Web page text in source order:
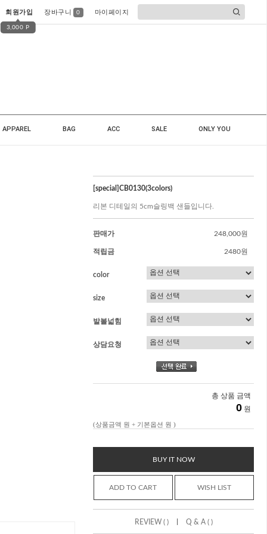
회원가입
3,000 P
장바구니 0 마이페이지
APPAREL BAG ACC SALE ONLY YOU
[special]CB0130(3colors)
리본 디테일의 5cm슬링백 샌들입니다.
판매가 248,000원
적립금 2480원
color
size
발볼넓힘
상담요청
총 상품 금액
0 원
(상품금액 원 + 기본옵션 원 )
BUY IT NOW
ADD TO CART WISH LIST
REVIEW ( ) Q & A ( )